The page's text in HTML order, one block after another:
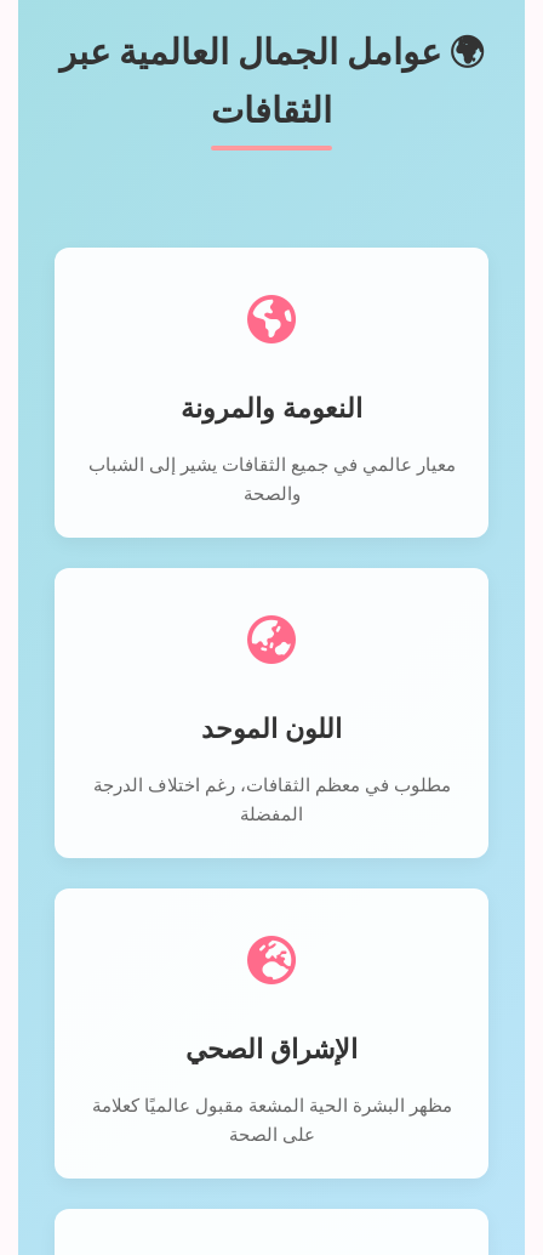
🌍 عوامل الجمال العالمية عبر
الثقافات
النعومة والمرونة
معيار عالمي في جميع الثقافات يشير إلى الشباب
والصحة
اللون الموحد
مطلوب في معظم الثقافات، رغم اختلاف الدرجة
المفضلة
الإشراق الصحي
مظهر البشرة الحية المشعة مقبول عالميًا كعلامة
على الصحة